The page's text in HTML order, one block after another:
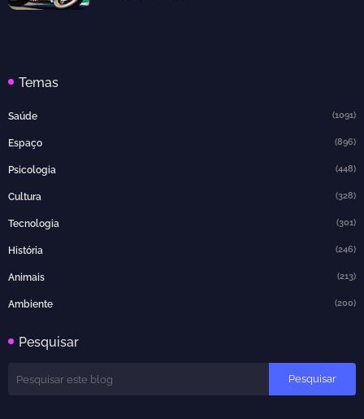
Temas
Saúde (1091)
Espaço (896)
Psicologia (448)
Cultura (328)
Tecnologia (301)
História (246)
Animais (213)
Ambiente (200)
Pesquisar